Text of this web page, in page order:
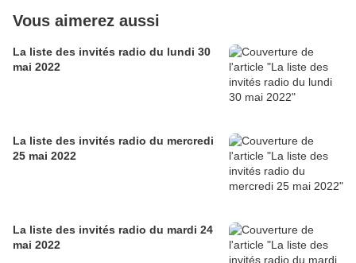
Vous aimerez aussi
La liste des invités radio du lundi 30
mai 2022
La liste des invités radio du mercredi
25 mai 2022
La liste des invités radio du mardi 24
mai 2022